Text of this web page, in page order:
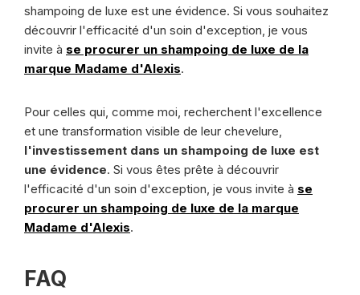
shampoing de luxe est une évidence. Si vous souhaitez
découvrir l'efficacité d'un soin d'exception, je vous
invite à se procurer un shampoing de luxe de la
marque Madame d'Alexis.
Pour celles qui, comme moi, recherchent l'excellence
et une transformation visible de leur chevelure,
l'investissement dans un shampoing de luxe est
une évidence. Si vous êtes prête à découvrir
l'efficacité d'un soin d'exception, je vous invite à se
procurer un shampoing de luxe de la marque
Madame d'Alexis.
FAQ